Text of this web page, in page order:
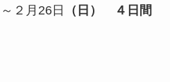
２月26日
（日） ４日間